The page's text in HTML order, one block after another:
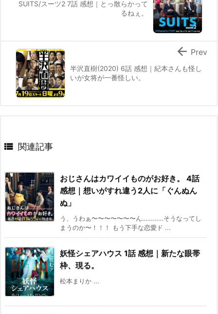
SUITS/スーツ2 7話 感想｜とっ散らかって
るねぇ。
半沢直樹(2020) 6話 感想｜紀本さんも怪し
いが女将が一番怪しい。
 Prev
 関連記事
おじさんはカワイイものがお好き。 4話
感想｜想いがすれ違う2人に「ぐんぬん
ぬ」
う、うわぁ〜〜〜〜〜〜〜ん…………そうなってし
まうのか〜！！！ もう下手な恋愛ド ...
妖怪シェアハウス 1話 感想｜新たな眼帯
枠、現る。
松本まりか ...